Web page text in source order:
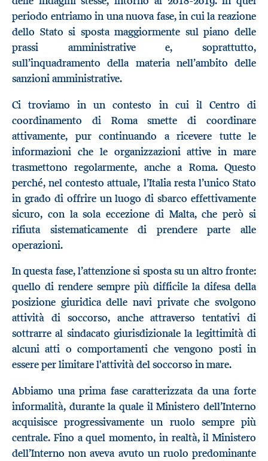
periodo entriamo in una nuova fase, in cui la reazione
dello Stato si sposta maggiormente sul piano delle
prassi amministrative e, soprattutto,
sull’inquadramento della materia nell’ambito delle
sanzioni amministrative.
Ci troviamo in un contesto in cui il Centro di
coordinamento di Roma smette di coordinare
attivamente, pur continuando a ricevere tutte le
informazioni che le organizzazioni attive in mare
trasmettono regolarmente, anche a Roma. Questo
perché, nel contesto attuale, l’Italia resta l’unico Stato
in grado di offrire un luogo di sbarco effettivamente
sicuro, con la sola eccezione di Malta, che però si
rifiuta sistematicamente di prendere parte alle
operazioni.
In questa fase, l’attenzione si sposta su un altro fronte:
quello di rendere sempre più difficile la difesa della
posizione giuridica delle navi private che svolgono
attività di soccorso, anche attraverso tentativi di
sottrarre al sindacato giurisdizionale la legittimità di
alcuni atti o comportamenti che vengono posti in
essere per limitare l'attività del soccorso in mare.
Abbiamo una prima fase caratterizzata da una forte
informalità, durante la quale il Ministero dell’Interno
acquisisce progressivamente un ruolo sempre più
centrale. Fino a quel momento, in realtà, il Ministero
dell’Interno non aveva avuto un ruolo predominante